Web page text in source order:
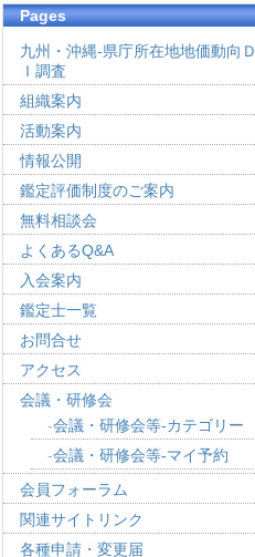
Pages
九州・沖縄-県庁所在地地価動向Ｄ
Ｉ調査
組織案内
活動案内
情報公開
鑑定評価制度のご案内
無料相談会
よくあるQ&A
入会案内
鑑定士一覧
お問合せ
アクセス
会議・研修会
会議・研修会等-カテゴリー
会議・研修会等-マイ予約
会員フォーラム
関連サイトリンク
各種申請・変更届